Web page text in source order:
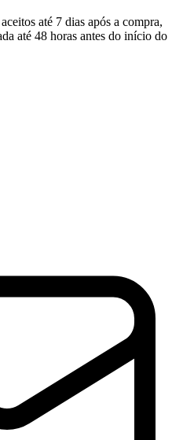
até 7 dias após a compra,
até 48 horas antes do início do